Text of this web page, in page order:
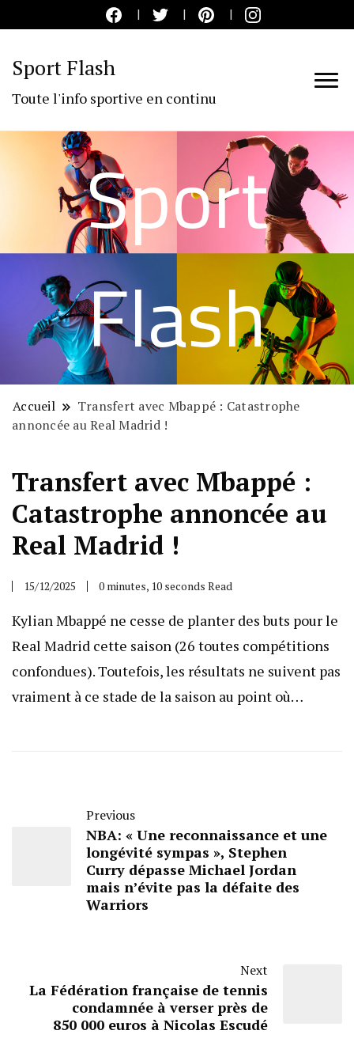
Sport Flash
Toute l'info sportive en continu
Sport
Flash
Accueil
Transfert avec Mbappé : Catastrophe
annoncée au Real Madrid !
Transfert avec Mbappé :
Catastrophe annoncée au
Real Madrid !
15/12/2025 0 minutes, 10 seconds Read
Kylian Mbappé ne cesse de planter des buts pour le
Real Madrid cette saison (26 toutes compétitions
confondues). Toutefois, les résultats ne suivent pas
vraiment à ce stade de la saison au point où…
Previous
NBA: « Une reconnaissance et une
longévité sympas », Stephen
Curry dépasse Michael Jordan
mais n’évite pas la défaite des
Warriors
Next
La Fédération française de tennis
condamnée à verser près de
850 000 euros à Nicolas Escudé